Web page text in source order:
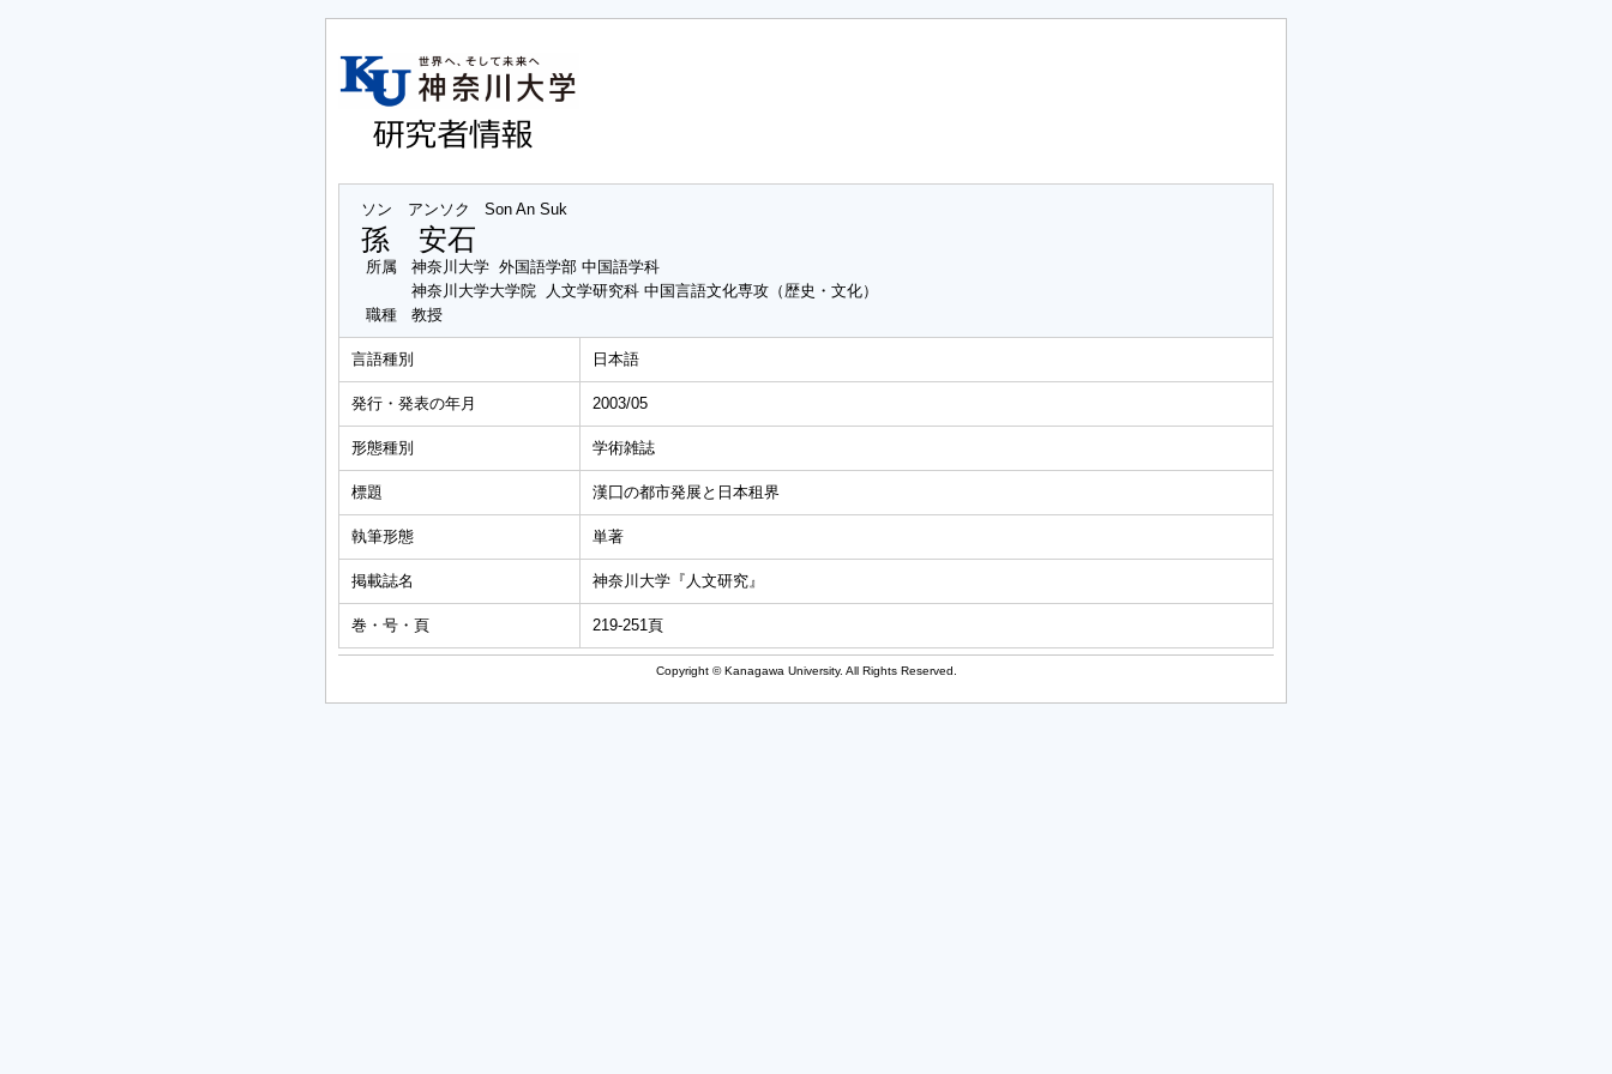
ソン アンソク Son An Suk
孫 安石
所属
神奈川大学 外国語学部 中国語学科
神奈川大学大学院 人文学研究科 中国言語文化専攻（歴史・文化）
職種
教授
言語種別 日本語
発行・発表の年月 2003/05
形態種別 学術雑誌
標題 漢囗の都市発展と日本租界
執筆形態 単著
掲載誌名 神奈川大学『人文研究』
巻・号・頁 219-251頁
Copyright © Kanagawa University. All Rights Reserved.